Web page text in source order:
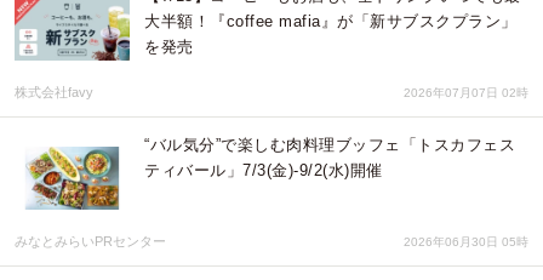
大半額！『coffee mafia』が「新サブスクプラン」
を発売
株式会社favy 2026年07月07日 02時
“バル気分”で楽しむ肉料理ブッフェ「トスカフェス
ティバール」7/3(金)-9/2(水)開催
みなとみらいPRセンター 2026年06月30日 05時